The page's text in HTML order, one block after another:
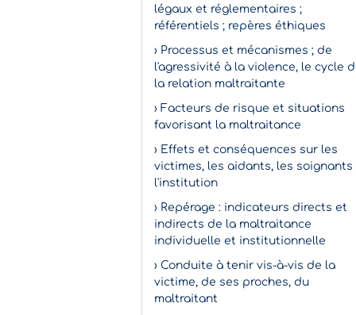
légaux et réglementaires ;
référentiels ; repères éthiques
› Processus et mécanismes ; de
l'agressivité à la violence, le cycle
la relation maltraitante
› Facteurs de risque et situations
favorisant la maltraitance
› Effets et conséquences sur les
victimes, les aidants, les soignants
l'institution
› Repérage : indicateurs directs et
indirects de la maltraitance
individuelle et institutionnelle
› Conduite à tenir vis-à-vis de la
victime, de ses proches, du
maltraitant